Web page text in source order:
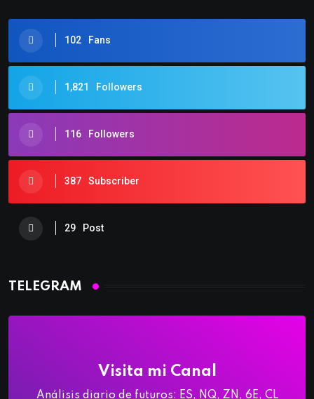
102 Fans
1,821 Followers
116 Followers
387 Subscriber
29 Post
TELEGRAM
Visita mi Canal
Análisis diario de futuros: ES, NQ, ZN, 6E, CL